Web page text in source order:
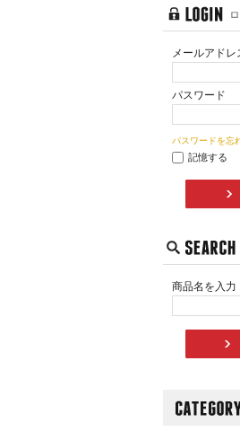
メールアドレ
パスワード
パスワードを忘
記憶する
商品名を入力